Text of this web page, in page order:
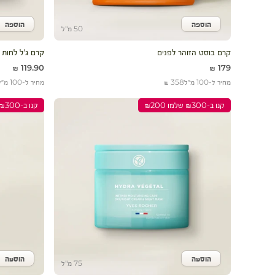
50 מ"ל הוסף לעגלההוספה
קרם בוסט הזוהר לפנים
מחיר מבצע
179 ₪
מחיר ל-100 מ״ל 358 ₪
הוספה
קרם ג'ל לחות 48H לעור רגיל - מעורב
מחיר מבצע
119.90 ₪
מחיר ל-100 מ״ל
קנו ב-₪300 שלמו ₪200
75 מ"ל הוסף לעגלההוספה
קנו ב-₪300 שלמו ₪200
הוספה